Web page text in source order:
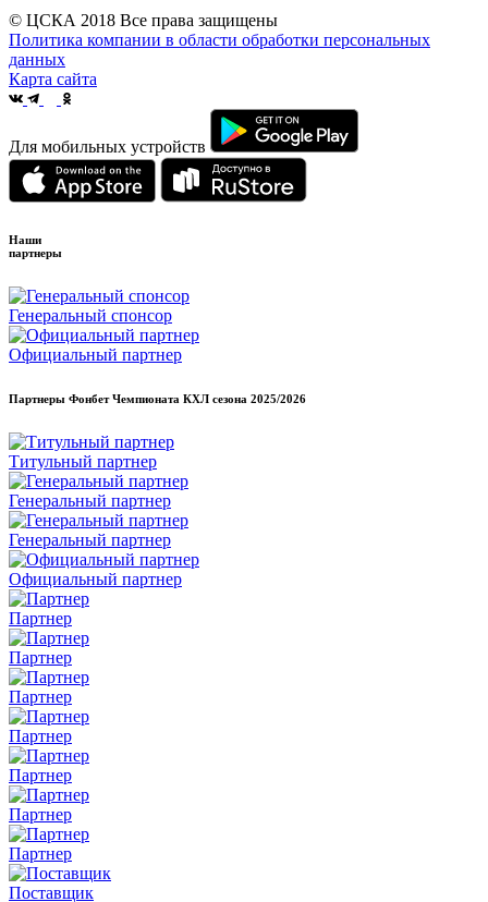
© ЦСКА 2018 Все права защищены
Политика компании в области обработки персональных
данных
Карта сайта
Для мобильных устройств
Наши
партнеры
Генеральный спонсор
Официальный партнер
Партнеры Фонбет Чемпионата КХЛ сезона 2025/2026
Титульный партнер
Генеральный партнер
Генеральный партнер
Официальный партнер
Партнер
Партнер
Партнер
Партнер
Партнер
Партнер
Партнер
Поставщик